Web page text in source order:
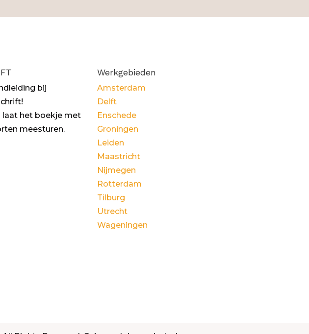
bij
laat het boekje met
meesturen.
Werkgebieden
Amsterdam
Delft
Enschede
Groningen
Leiden
Maastricht
Nijmegen
Rotterdam
Tilburg
Utrecht
Wageningen